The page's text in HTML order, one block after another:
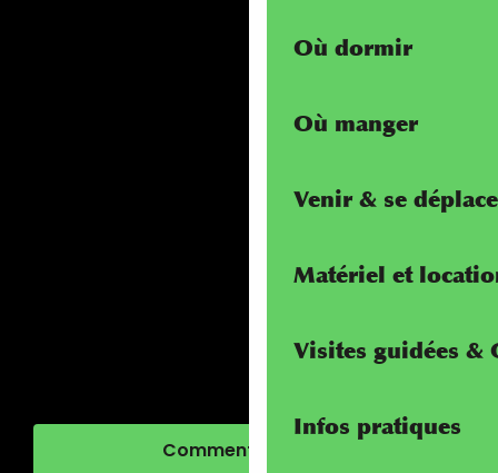
Où dormir
Où manger
Venir & se
Matériel et
Visites guidées &
Infos pratiques
Comment venir ?